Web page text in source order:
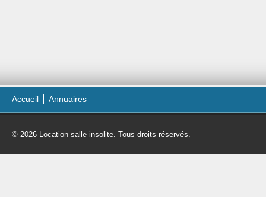
Accueil Annuaires
© 2026 Location salle insolite. Tous droits réservés.